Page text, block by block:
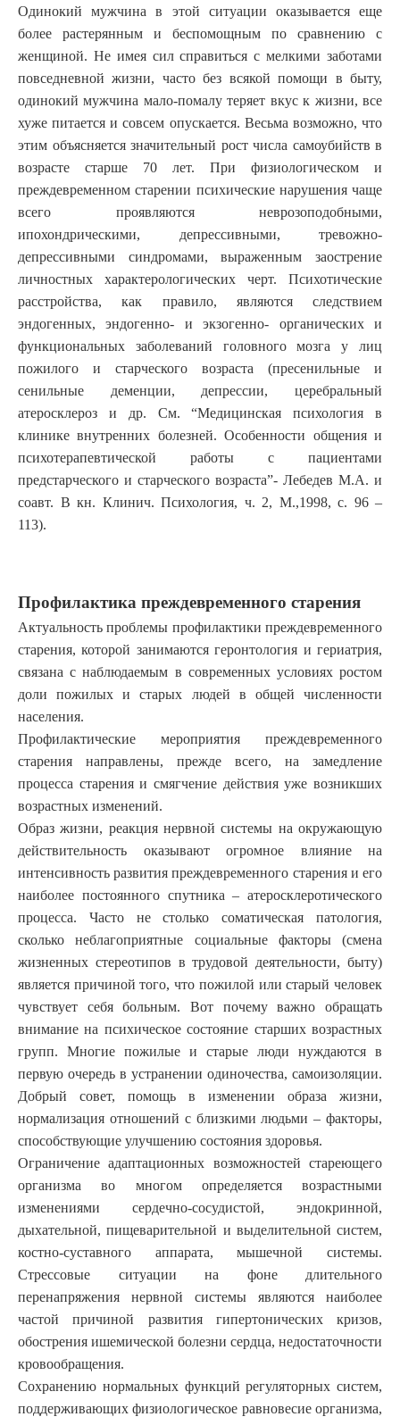
Одинокий мужчина в этой ситуации оказывается еще
более растерянным и беспомощным по сравнению с
женщиной. Не имея сил справиться с мелкими заботами
повседневной жизни, часто без всякой помощи в быту,
одинокий мужчина мало-помалу теряет вкус к жизни, все
хуже питается и совсем опускается. Весьма возможно, что
этим объясняется значительный рост числа самоубийств в
возрасте старше 70 лет. При физиологическом и
преждевременном старении психические нарушения чаще
всего проявляются неврозоподобными,
ипохондрическими, депрессивными, тревожно-
депрессивными синдромами, выраженным заострение
личностных характерологических черт. Психотические
расстройства, как правило, являются следствием
эндогенных, эндогенно- и экзогенно- органических и
функциональных заболеваний головного мозга у лиц
пожилого и старческого возраста (пресенильные и
сенильные деменции, депрессии, церебральный
атеросклероз и др. См. “Медицинская психология в
клинике внутренних болезней. Особенности общения и
психотерапевтической работы с пациентами
предстарческого и старческого возраста”- Лебедев М.А. и
соавт. В кн. Клинич. Психология, ч. 2, М.,1998, с. 96 –
113).
Профилактика преждевременного старения
Актуальность проблемы профилактики преждевременного
старения, которой занимаются геронтология и гериатрия,
связана с наблюдаемым в современных условиях ростом
доли пожилых и старых людей в общей численности
населения.
Профилактические мероприятия преждевременного
старения направлены, прежде всего, на замедление
процесса старения и смягчение действия уже возникших
возрастных изменений.
Образ жизни, реакция нервной системы на окружающую
действительность оказывают огромное влияние на
интенсивность развития преждевременного старения и его
наиболее постоянного спутника – атеросклеротического
процесса. Часто не столько соматическая патология,
сколько неблагоприятные социальные факторы (смена
жизненных стереотипов в трудовой деятельности, быту)
является причиной того, что пожилой или старый человек
чувствует себя больным. Вот почему важно обращать
внимание на психическое состояние старших возрастных
групп. Многие пожилые и старые люди нуждаются в
первую очередь в устранении одиночества, самоизоляции.
Добрый совет, помощь в изменении образа жизни,
нормализация отношений с близкими людьми – факторы,
способствующие улучшению состояния здоровья.
Ограничение адаптационных возможностей стареющего
организма во многом определяется возрастными
изменениями сердечно-сосудистой, эндокринной,
дыхательной, пищеварительной и выделительной систем,
костно-суставного аппарата, мышечной системы.
Стрессовые ситуации на фоне длительного
перенапряжения нервной системы являются наиболее
частой причиной развития гипертонических кризов,
обострения ишемической болезни сердца, недостаточности
кровообращения.
Сохранению нормальных функций регуляторных систем,
поддерживающих физиологическое равновесие организма,